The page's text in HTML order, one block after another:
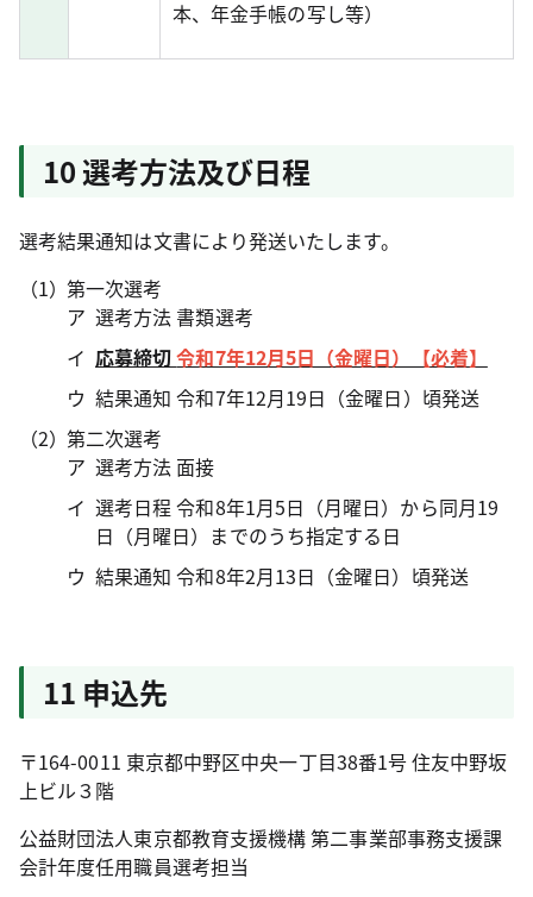
本、年金手帳の写し等）
10 選考方法及び日程
選考結果通知は文書により発送いたします。
第一次選考
選考方法 書類選考
応募締切令和7年12月5日（金曜日）【必着】
結果通知 令和7年12月19日（金曜日）頃発送
第二次選考
選考方法 面接
選考日程 令和8年1月5日（月曜日）から同月19
日（月曜日）までのうち指定する日
結果通知 令和8年2月13日（金曜日）頃発送
11 申込先
〒164-0011 東京都中野区中央一丁目38番1号 住友中野坂
上ビル３階
公益財団法人東京都教育支援機構 第二事業部事務支援課
会計年度任用職員選考担当